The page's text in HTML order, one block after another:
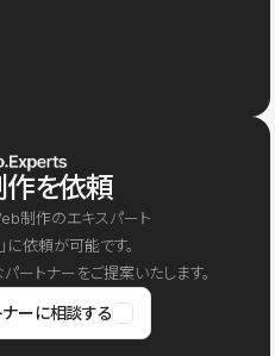
作を依頼
制作のエキスパート
依頼が可能です。
トナーをご提案いたします。
ナーに相談する